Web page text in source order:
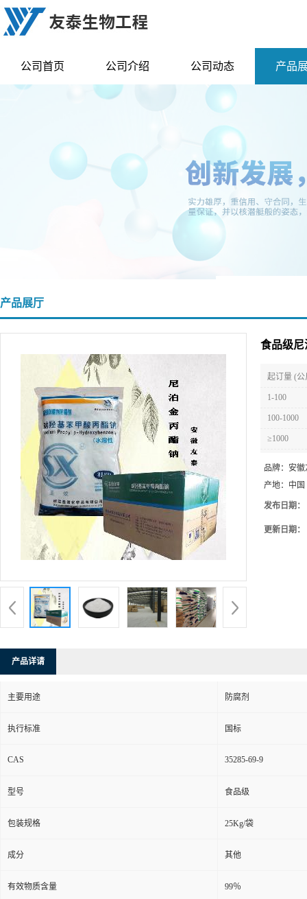
公司首页 公司介绍 公司动态 产品
产品展厅
食品级尼
起订量 (公
1-100
100-1000
≥1000
品牌： 安徽
产地： 中国
发布日期：
更新日期：
产品详请
主要用途 防腐剂
执行标准 国标
CAS 35285-69-9
型号 食品级
包装规格 25Kg/袋
成分 其他
有效物质含量 99％